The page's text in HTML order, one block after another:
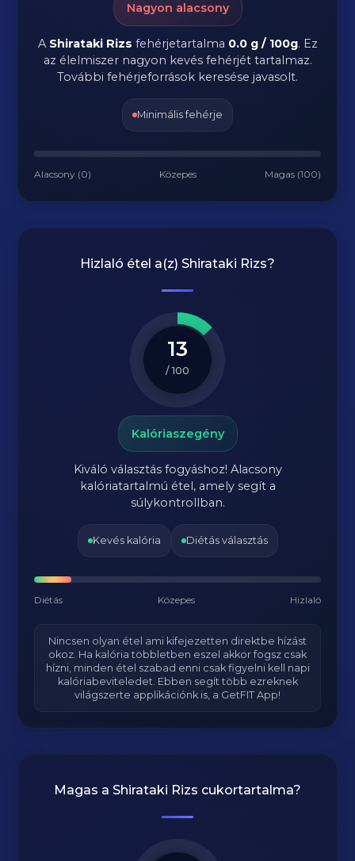
Nagyon alacsony
A Shirataki Rizs fehérjetartalma 0.0 g / 100g. Ez
az élelmiszer nagyon kevés fehérjét tartalmaz.
További fehérjeforrások keresése javasolt.
Minimális fehérje
Alacsony (0) Közepes Magas (100)
Hizlaló étel a(z) Shirataki Rizs?
13
/ 100
Kalóriaszegény
Kiváló választás fogyáshoz! Alacsony
kalóriatartalmú étel, amely segít a
súlykontrollban.
Kevés kalória Diétás választás
Diétás Közepes Hizlaló
Nincsen olyan étel ami kifejezetten direktbe hízást
okoz. Ha kalória többletben eszel akkor fogsz csak
hízni, minden étel szabad enni csak figyelni kell napi
kalóriabeviteledet. Ebben segít több ezreknek
világszerte applikációnk is, a GetFIT App!
Magas a Shirataki Rizs cukortartalma?